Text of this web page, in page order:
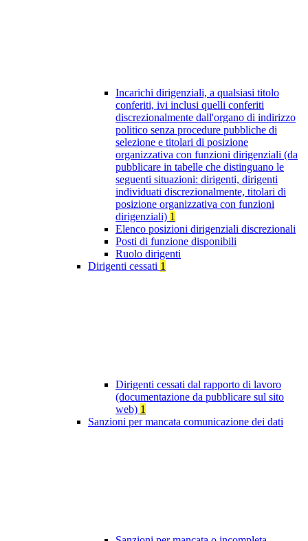
Incarichi dirigenziali, a qualsiasi titolo
conferiti, ivi inclusi quelli conferiti
discrezionalmente dall'organo di indirizzo
politico senza procedure pubbliche di
selezione e titolari di posizione
organizzativa con funzioni dirigenziali (da
pubblicare in tabelle che distinguano le
seguenti situazioni: dirigenti, dirigenti
individuati discrezionalmente, titolari di
posizione organizzativa con funzioni
dirigenziali) 1
Elenco posizioni dirigenziali discrezionali
Posti di funzione disponibili
Ruolo dirigenti
Dirigenti cessati 1
Dirigenti cessati dal rapporto di lavoro
(documentazione da pubblicare sul sito
web) 1
Sanzioni per mancata comunicazione dei dati